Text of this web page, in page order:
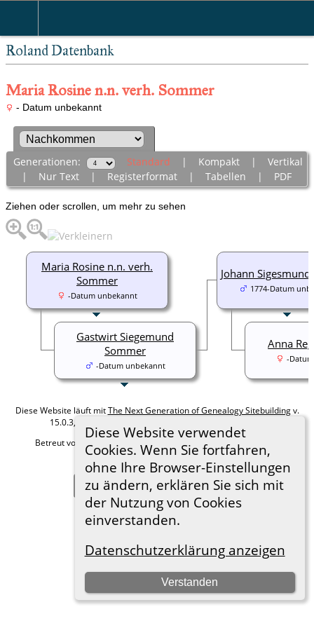
Roland Datenbank
Diese Website verwendet
Cookies. Wenn Sie fortfahren,
ohne Ihre Browser-Einstellungen
zu ändern, erklären Sie sich mit
der Nutzung von Cookies
einverstanden.
Datenschutzerklärung anzeigen
Verstanden
Maria Rosine n.n. verh. Sommer
- Datum unbekannt
Generationen: Standard | Kompakt| Vertikal
| Nur Text| Registerformat| Tabellen | PDF
Ziehen oder scrollen, um mehr zu sehen
Johann
1774-Datum
Anna
-
Maria Rosine n.n. verh.
Sommer
-Datum unbekannt
Gastwirt Siegemund
Sommer
-Datum unbekannt
Diese Website läuft mitThe Next Generation of Genealogy Sitebuildingv.
15.0.3, programmiert von Darrin Lythgoe © 2001-2026.
Betreut von
Roland zu Dortmund e.V. . |Datenschutzerklärung
Hier geht es zum Impressum
Zur Desktop-Webseite wechseln